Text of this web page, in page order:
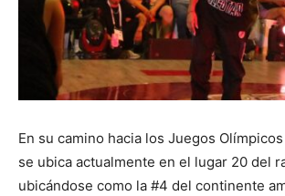
En su camino hacia los Juegos
se ubica actualmente en el lugar 20 del
ubicándose como la #4 del continente